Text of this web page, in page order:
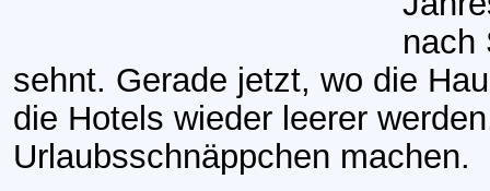
nach
sehnt. Gerade jetzt, wo die
die Hotels wieder leerer
Urlaubsschnäppchen machen.